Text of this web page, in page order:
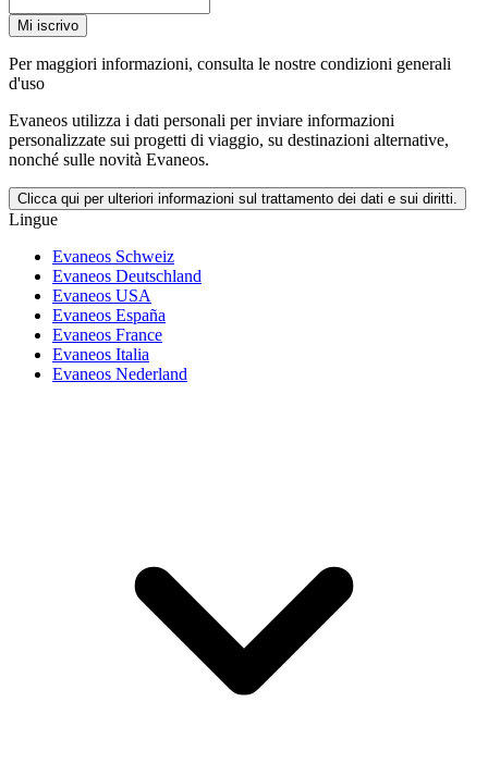
Mi iscrivo
Per maggiori informazioni, consulta le nostre condizioni generali
d'uso
Evaneos utilizza i dati personali per inviare informazioni
personalizzate sui progetti di viaggio, su destinazioni alternative,
nonché sulle novità Evaneos.
Clicca qui per ulteriori informazioni sul trattamento dei dati e sui diritti.
Lingue
Evaneos Schweiz
Evaneos Deutschland
Evaneos USA
Evaneos España
Evaneos France
Evaneos Italia
Evaneos Nederland